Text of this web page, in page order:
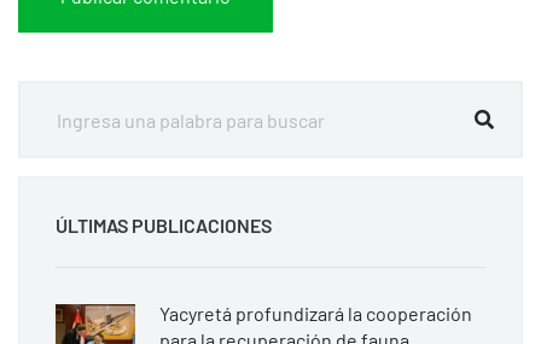
ÚLTIMAS PUBLICACIONES
Yacyretá profundizará la cooperación